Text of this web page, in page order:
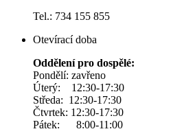
Tel.: 734 155 855
Otevírací doba
Oddělení pro dospělé:
Pondělí: zavřeno
Úterý: 12:30-17:30
Středa: 12:30-17:30
Čtvrtek: 12:30-17:30
Pátek: 8:00-11:00